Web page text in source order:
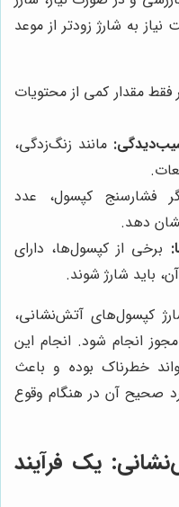
به شارژ زودتر از موعد
فقط مقدار کمی از محتویات
مانند زنگ‌زدگی،
فشارسنج کپسول، عدد
دهد.
برخی از کپسول‌ها، دارای
باید شارژ شوند.
کپسول‌های آتش‌نشانی،
انجام شود. انجام این
خطرناک بوده و باعث
صحیح آن در هنگام وقوع
یک فرآیند